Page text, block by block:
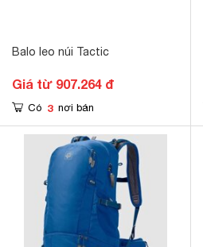
Balo leo núi Tactic
Giá từ 907.264 đ
Có 3 nơi bán